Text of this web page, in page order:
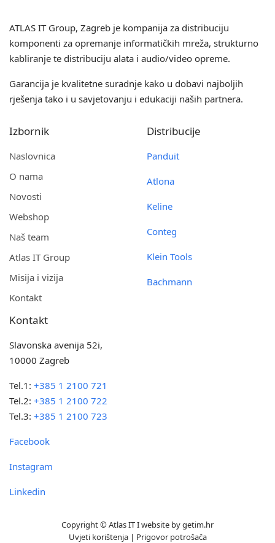
ATLAS IT Group, Zagreb je kompanija za distribuciju
komponenti za opremanje informatičkih mreža, strukturno
kabliranje te distribuciju alata i audio/video opreme.
Garancija je kvalitetne suradnje kako u dobavi najboljih
rješenja tako i u savjetovanju i edukaciji naših partnera.
Izbornik
Naslovnica
O nama
Novosti
Webshop
Naš team
Atlas IT Group
Misija i vizija
Kontakt
Distribucije
Panduit
Atlona
Keline
Conteg
Klein Tools
Bachmann
Kontakt
Slavonska avenija 52i,
10000 Zagreb
Tel.1:+385 1 2100 721
Tel.2:+385 1 2100 722
Tel.3:+385 1 2100 723
Facebook
Instagram
Linkedin
Copyright © Atlas IT I website bygetim.hr
Uvjeti korištenja| Prigovor potrošača